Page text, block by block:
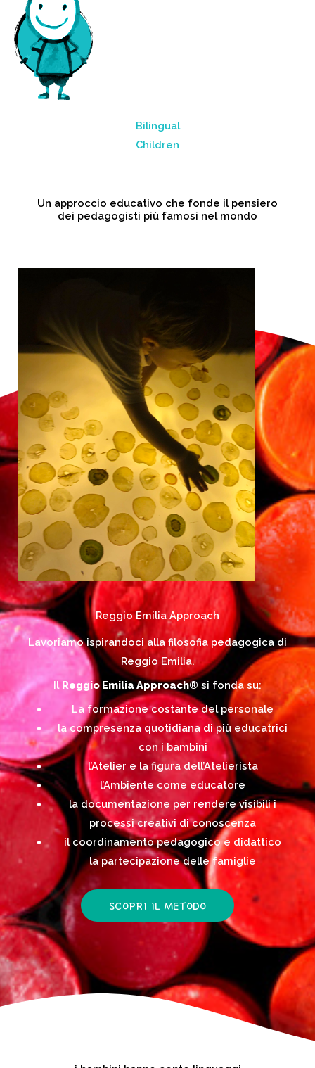
Bilingual
Children
Un approccio educativo che fonde il pensiero
dei pedagogisti più famosi nel mondo
Reggio Emilia Approach
Lavoriamo ispirandoci alla filosofia pedagogica di
Reggio Emilia.
Il Reggio Emilia Approach® si fonda su:
La formazione costante del personale
la compresenza quotidiana di più educatrici
con i bambini
l’Atelier e la figura dell’Atelierista
l’Ambiente come educatore
la documentazione per rendere visibili i
processi creativi di conoscenza
il coordinamento pedagogico e didattico
la partecipazione delle famiglie
SCOPRI IL METODO